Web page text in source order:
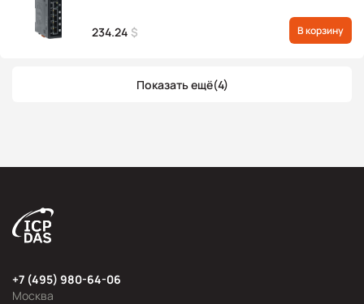
234.24 $ В корзину
Показать ещё(4)
Москва
+7 (495) 980-64-06